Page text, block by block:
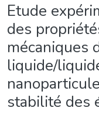
Etude
des
mécaniques
liquide/
stabilité des